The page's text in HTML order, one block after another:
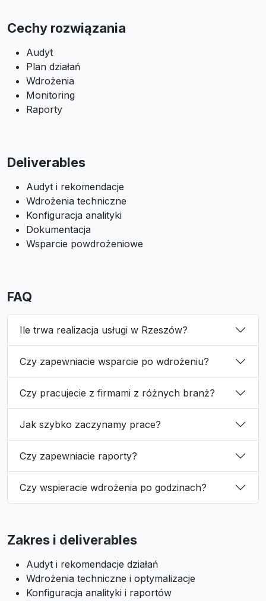
Cechy rozwiązania
Audyt
Plan działań
Wdrożenia
Monitoring
Raporty
Deliverables
Audyt i rekomendacje
Wdrożenia techniczne
Konfiguracja analityki
Dokumentacja
Wsparcie powdrożeniowe
FAQ
Ile trwa realizacja usługi w Rzeszów?
Czy zapewniacie wsparcie po wdrożeniu?
Czy pracujecie z firmami z różnych branż?
Jak szybko zaczynamy prace?
Czy zapewniacie raporty?
Czy wspieracie wdrożenia po godzinach?
Zakres i deliverables
Audyt i rekomendacje działań
Wdrożenia techniczne i optymalizacje
Konfiguracja analityki i raportów